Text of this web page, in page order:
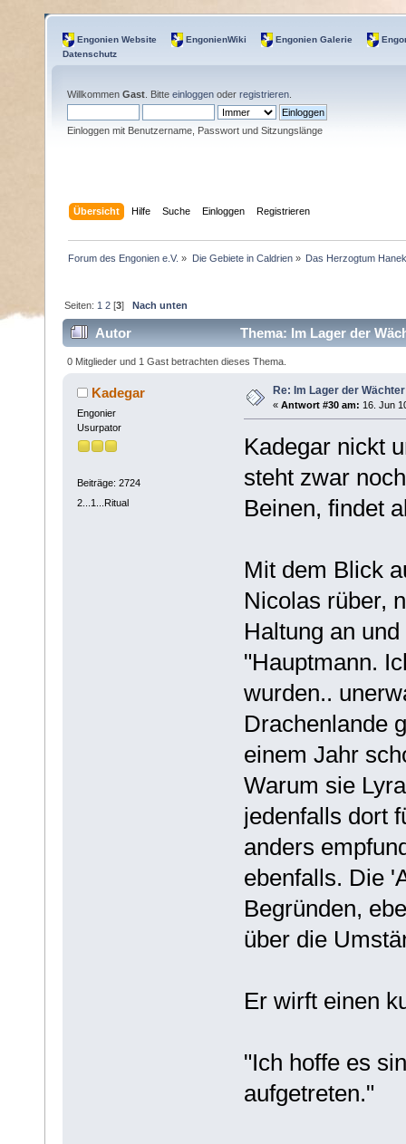
Engonien Website EngonienWiki Engonien Galerie
Datenschutz
Willkommen Gast . Bitte einloggen oder registrieren
Einloggen mit Benutzername, Passwort und Sitzungslänge
Übersicht Hilfe Suche Einloggen Registrieren
Forum des Engonien e.V. » Die Gebiete in Caldrien» Das Herzogtum
Seiten: 1 2 [3]Nach unten
Autor Thema: Im Lager der
0 Mitglieder und 1 Gast betrachten dieses Thema.
Kadegar
Engonier
Usurpator
Beiträge: 2724
2...1...Ritual
Re: Im Lager der
« Antwort #30 am: 16. Jun
Kadegar nickt
steht zwar
Beinen, findet
Mit dem Blick
Nicolas rüber,
Haltung an
"Hauptmann.
wurden..
Drachenlande
einem Jahr
Warum sie
jedenfalls dort
anders
ebenfalls. Die
Begründen,
über die
Er wirft einen
"Ich hoffe es
aufgetreten."